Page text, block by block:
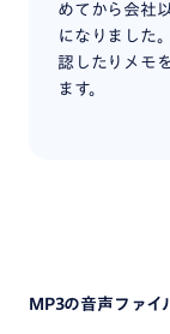
めてから会社
になりました
認したりメモ
ます。
MP3の音声ファイ